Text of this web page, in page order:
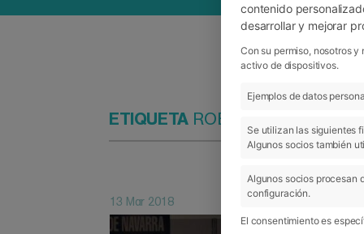
ETIQUETAROBERTO PÉREZ
13 Mar 2018
contenido
desarrollar y mejorar
Con su permiso, nosotros
activo de dispositivos.
Ejemplos de datos
Se utilizan las siguientes
Algunos socios también
Algunos socios procesan
configuración.
El consentimiento es